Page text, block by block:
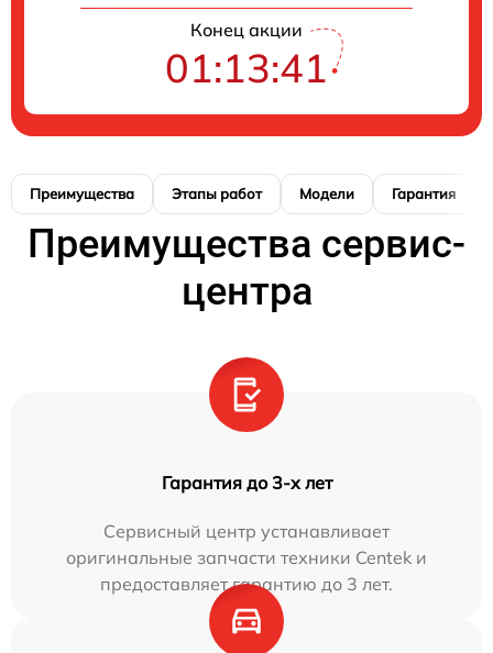
Конец акции
01:13:41
Преимущества Этапы работ Модели Гарантия
Преимущества сервис-
центра
Гарантия до 3-х лет
Сервисный центр устанавливает
оригинальные запчасти техники Centek и
предоставляет гарантию до 3 лет.